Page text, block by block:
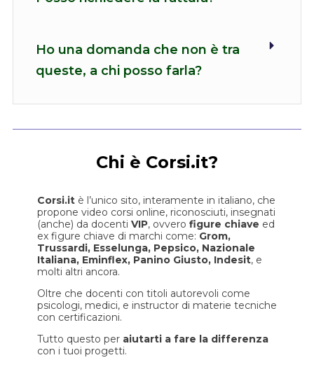
Ho una domanda che non è tra
queste, a chi posso farla?
Chi è Corsi.it?
Corsi.it è l’unico sito, interamente in italiano, che
propone video corsi online, riconosciuti, insegnati
(anche) da docenti VIP, ovvero figure chiave ed
ex figure chiave di marchi come: Grom,
Trussardi, Esselunga, Pepsico, Nazionale
Italiana, Eminflex, Panino Giusto, Indesit, e
molti altri ancora.
Oltre che docenti con titoli autorevoli come
psicologi, medici, e instructor di materie tecniche
con certificazioni.
Tutto questo per aiutarti a fare la differenza
con i tuoi progetti.